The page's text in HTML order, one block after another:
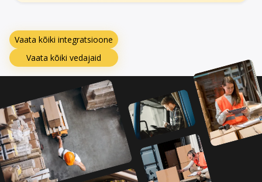
Vaata kõiki integratsioone
Vaata kõiki vedajaid